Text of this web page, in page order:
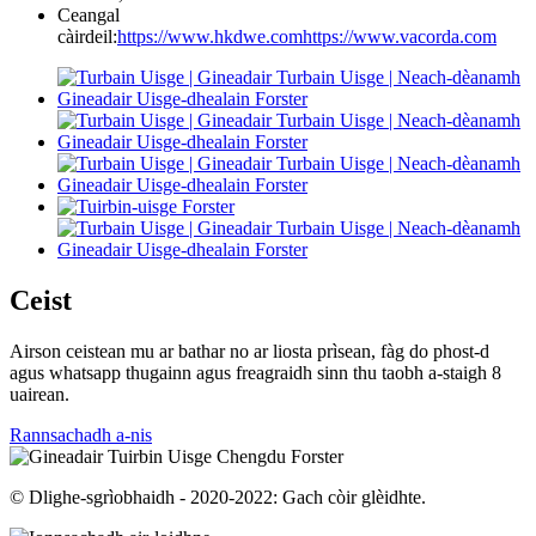
Ceangal
càirdeil:https://www.hkdwe.comhttps://www.vacorda.com
Ceist
Airson ceistean mu ar bathar no ar liosta prìsean, fàg do phost-d
agus whatsapp thugainn agus freagraidh sinn thu taobh a-staigh 8
uairean.
Rannsachadh a-nis
© Dlighe-sgrìobhaidh - 2020-2022: Gach còir glèidhte.